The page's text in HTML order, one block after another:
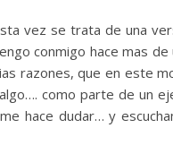
vez se trata de una
conmigo hace mas de
razones, que en este
como parte de un
hace dudar… y